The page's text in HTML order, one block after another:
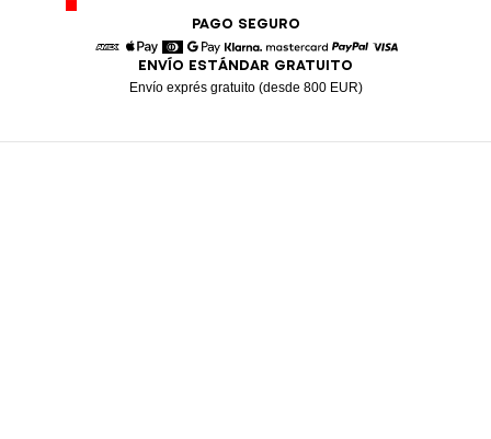
PAGO SEGURO
American Express
Apple Pay
DinersGoogle Pay
Klarna MastercardPaypal
ENVÍO ESTÁNDAR GRATUITO
Envío exprés gratuito (desde 800 EUR)